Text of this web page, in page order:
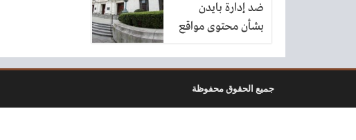
ضد إدارة بايدن
بشأن محتوى مواقع
التواصل
جميع الحقوق محفوظة